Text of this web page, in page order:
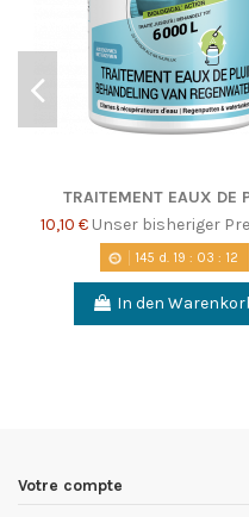
TRAITEMENT EAUX DE
10,10 € Unser bisheriger
145 d. 19 :03 :11
In den
Votre compte